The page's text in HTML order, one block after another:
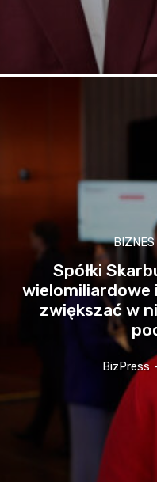
BIZNES
Spółki
wielomiliardowe
zwiększać w
BizPress